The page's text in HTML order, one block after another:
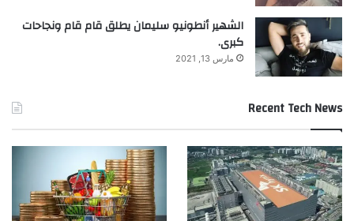
وتُقدّر الشركة حصولها على حصة تقارب 90%
من سوق أكياس النيكوتين في لبنان، بناءً على
بياناتها الداخلية.
المستقبل القريب، سعياً لدخول السوق
الشهير أنطونيو سليمان يطلق قام قام ونجاحات
كبرى.
مارس 13, 2021
Recent Tech News